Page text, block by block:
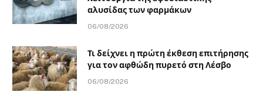
αλυσίδας των φαρμάκων
06/08/2026
Τι δείχνει η πρώτη έκθεση επιτήρησης
για τον αφθώδη πυρετό στη Λέσβο
06/08/2026